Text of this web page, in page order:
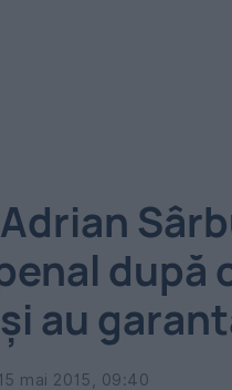
Adrian
după
au
15 mai 2015, 09:40